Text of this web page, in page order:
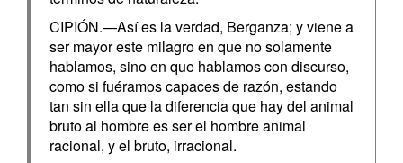
CIPIÓN.—Así es la verdad, Berganza; y viene a
ser mayor este milagro en que no solamente
hablamos, sino en que hablamos con discurso,
como si fuéramos capaces de razón, estando
tan sin ella que la diferencia que hay del animal
bruto al hombre es ser el hombre animal
racional, y el bruto, irracional.